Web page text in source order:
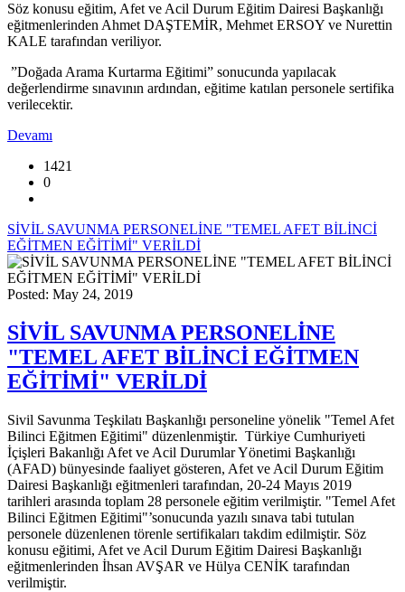
Söz konusu eğitim, Afet ve Acil Durum Eğitim Dairesi Başkanlığı
eğitmenlerinden Ahmet DAŞTEMİR, Mehmet ERSOY ve Nurettin
KALE tarafından veriliyor.
”Doğada Arama Kurtarma Eğitimi” sonucunda yapılacak
değerlendirme sınavının ardından, eğitime katılan personele sertifika
verilecektir.
Devamı
1421
0
SİVİL SAVUNMA PERSONELİNE "TEMEL AFET BİLİNCİ
EĞİTMEN EĞİTİMİ" VERİLDİ
Posted: May 24, 2019
SİVİL SAVUNMA PERSONELİNE
"TEMEL AFET BİLİNCİ EĞİTMEN
EĞİTİMİ" VERİLDİ
Sivil Savunma Teşkilatı Başkanlığı personeline yönelik "Temel Afet
Bilinci Eğitmen Eğitimi" düzenlenmiştir. Türkiye Cumhuriyeti
İçişleri Bakanlığı Afet ve Acil Durumlar Yönetimi Başkanlığı
(AFAD) bünyesinde faaliyet gösteren, Afet ve Acil Durum Eğitim
Dairesi Başkanlığı eğitmenleri tarafından, 20-24 Mayıs 2019
tarihleri arasında toplam 28 personele eğitim verilmiştir. "Temel Afet
Bilinci Eğitmen Eğitimi"’sonucunda yazılı sınava tabi tutulan
personele düzenlenen törenle sertifikaları takdim edilmiştir. Söz
konusu eğitimi, Afet ve Acil Durum Eğitim Dairesi Başkanlığı
eğitmenlerinden İhsan AVŞAR ve Hülya CENİK tarafından
verilmiştir.